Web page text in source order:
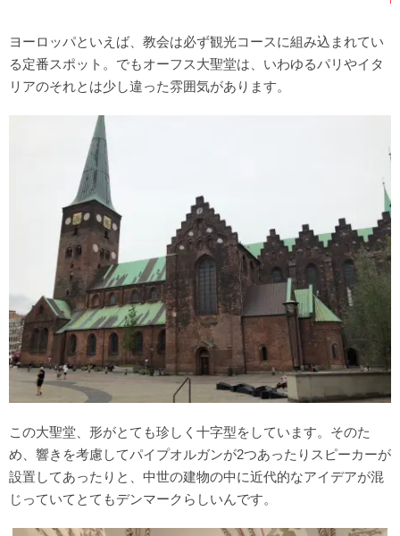
ヨーロッパといえば、教会は必ず観光コースに組み込まれてい
る定番スポット。でもオーフス大聖堂は、いわゆるパリやイタ
リアのそれとは少し違った雰囲気があります。
この大聖堂、形がとても珍しく十字型をしています。そのた
め、響きを考慮してパイプオルガンが2つあったりスピーカーが
設置してあったりと、中世の建物の中に近代的なアイデアが混
じっていてとてもデンマークらしいんです。